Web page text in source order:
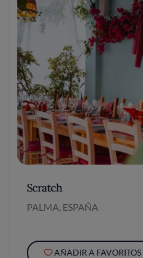
Scratch
PALMA, ESPAÑA
AÑADIR A FAVORITOS